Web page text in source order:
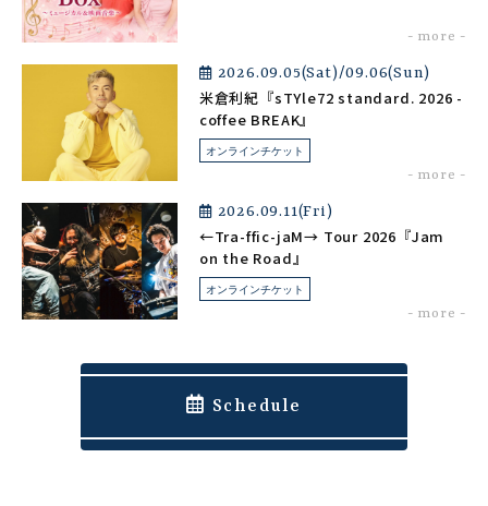
2026.09.05(Sat)/09.06(Sun)
米倉利紀『sTYle72 standard. 2026 -
coffee BREAK』
オンラインチケット
2026.09.11(Fri)
←Tra-ffic-jaM→ Tour 2026『Jam
on the Road』
オンラインチケット
Schedule